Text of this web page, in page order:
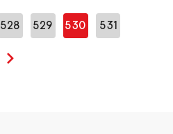
528 529 530 531
Seuraava sivu